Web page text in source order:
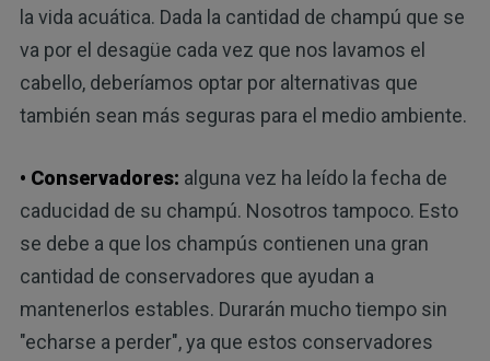
la vida acuática. Dada la cantidad de champú que se
va por el desagüe cada vez que nos lavamos el
cabello, deberíamos optar por alternativas que
también sean más seguras para el medio ambiente.
• Conservadores: alguna vez ha leído la fecha de
caducidad de su champú. Nosotros tampoco. Esto
se debe a que los champús contienen una gran
cantidad de conservadores que ayudan a
mantenerlos estables. Durarán mucho tiempo sin
"echarse a perder", ya que estos conservadores